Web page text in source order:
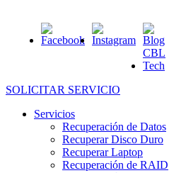
SOLICITAR SERVICIO
Servicios
Recuperación de Datos
Recuperar Disco Duro
Recuperar Laptop
Recuperación de RAID